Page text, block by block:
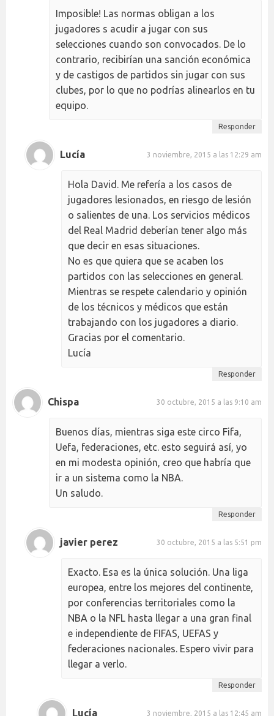
Imposible! Las normas obligan a los
jugadores s acudir a jugar con sus
selecciones cuando son convocados. De lo
contrario, recibirían una sanción económica
y de castigos de partidos sin jugar con sus
clubes, por lo que no podrías alinearlos en tu
equipo.
Responder
Lucía 3 noviembre, 2015 a las 12:29 am
Hola David. Me refería a los casos de
jugadores lesionados, en riesgo de lesión
o salientes de una. Los servicios médicos
del Real Madrid deberían tener algo más
que decir en esas situaciones.
No es que quiera que se acaben los
partidos con las selecciones en general.
Mientras se respete calendario y opinión
de los técnicos y médicos que están
trabajando con los jugadores a diario.
Gracias por el comentario.
Lucía
Responder
Chispa 30 octubre, 2015 a las 9:10 am
Buenos días, mientras siga este circo Fifa,
Uefa, federaciones, etc. esto seguirá así, yo
en mi modesta opinión, creo que habría que
ir a un sistema como la NBA.
Un saludo.
Responder
javier perez 30 octubre, 2015 a las 5:51 pm
Exacto. Esa es la única solución. Una liga
europea, entre los mejores del continente,
por conferencias territoriales como la
NBA o la NFL hasta llegar a una gran final
e independiente de FIFAS, UEFAS y
federaciones nacionales. Espero vivir para
llegar a verlo.
Responder
Lucía 3 noviembre, 2015 a las 12:45 am